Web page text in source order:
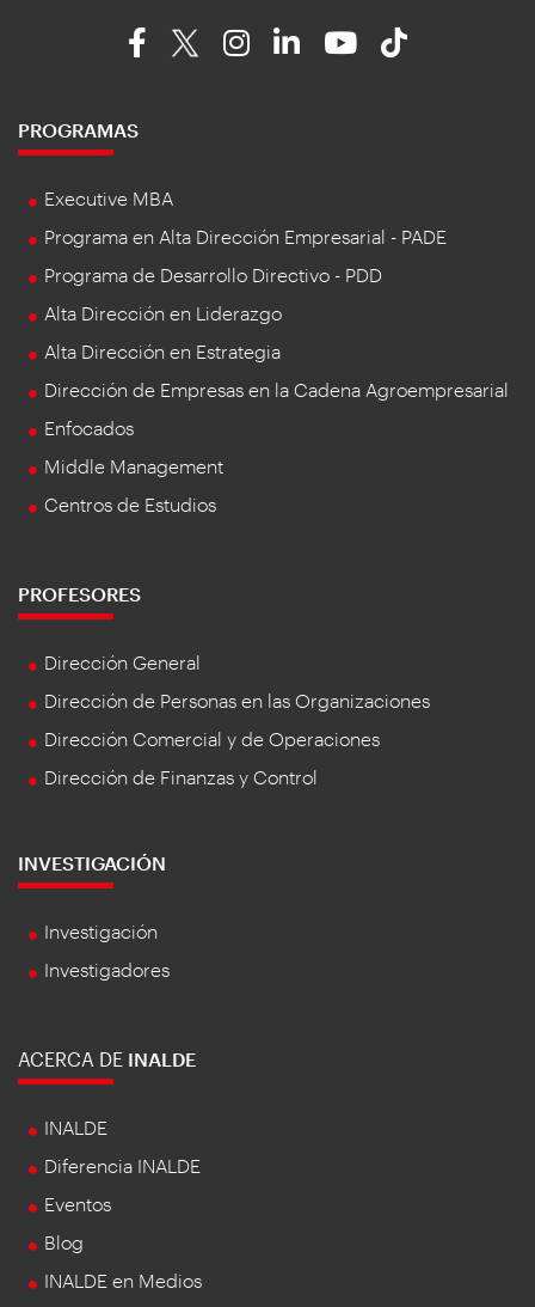
PROGRAMAS
Executive MBA
Programa en Alta Dirección Empresarial - PADE
Programa de Desarrollo Directivo - PDD
Alta Dirección en Liderazgo
Alta Dirección en Estrategia
Dirección de Empresas en la Cadena Agroempresarial
Enfocados
Middle Management
Centros de Estudios
PROFESORES
Dirección General
Dirección de Personas en las Organizaciones
Dirección Comercial y de Operaciones
Dirección de Finanzas y Control
INVESTIGACIÓN
Investigación
Investigadores
ACERCA DE INALDE
INALDE
Diferencia INALDE
Eventos
Blog
INALDE en Medios